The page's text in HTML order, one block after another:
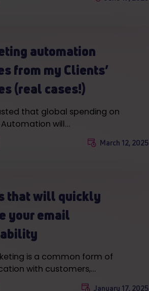
automation
from my Clients’
(real cases!)
that global spending on
will…
March 12, 2025
that will quickly
your email
is a common form of
with customers,…
January 17, 2025